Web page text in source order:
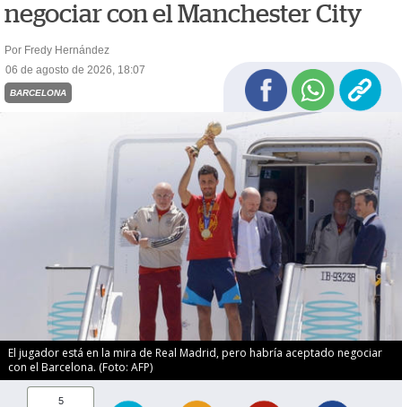
negociar con el Manchester City
Por Fredy Hernández
06 de agosto de 2026, 18:07
BARCELONA
El jugador está en la mira de Real Madrid, pero habría aceptado negociar
con el Barcelona. (Foto: AFP)
5